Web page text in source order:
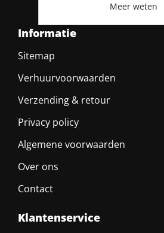
Informatie
Sitemap
Verhuurvoorwaarden
Verzending & retour
Privacy policy
Algemene voorwaarden
Over ons
Contact
Klantenservice
Meer weten